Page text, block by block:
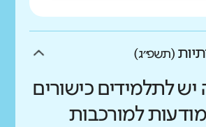
(תשפ״ג)
יש לתלמידים כישורים
למורכבות